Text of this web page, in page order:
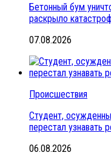
Бетонный бум
раскрыло
07.08.2026
Происшествия
Студент,
перестал узнавать
06.08.2026